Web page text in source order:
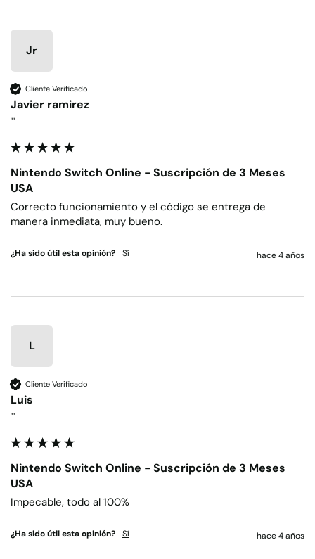
Jr
Cliente Verificado
Javier ramirez
""
Nintendo Switch Online - Suscripción de 3 Meses
USA
Correcto funcionamiento y el código se entrega de
manera inmediata, muy bueno.
¿Ha sido útil esta opinión? Sí hace 4 años
L
Cliente Verificado
Luis
""
Nintendo Switch Online - Suscripción de 3 Meses
USA
Impecable, todo al 100%
¿Ha sido útil esta opinión? Sí hace 4 años